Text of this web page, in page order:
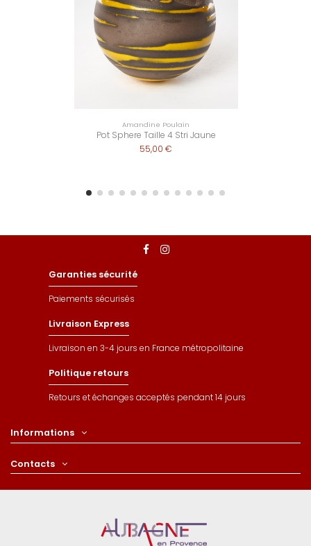
Amandine Poulain
Pot Sphere Taille 4 Stri Jaune
55,00 €
Garanties sécurité
Paiements sécurisés
Livraison Express
Livraison en 3-4 jours en France métropolitaine
Politique retours
Retours et échanges acceptés pendant 14 jours
Informations
Contacts